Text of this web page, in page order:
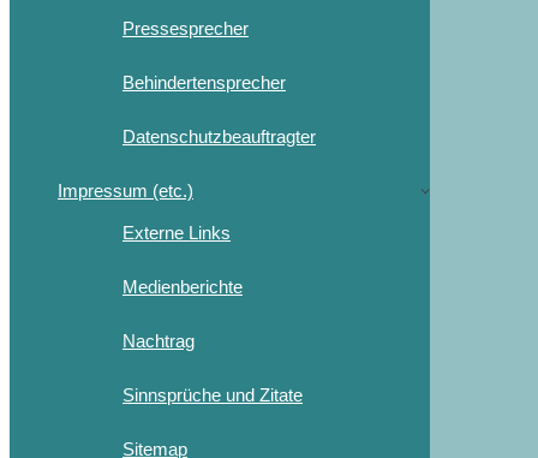
Pressesprecher
Behindertensprecher
Datenschutzbeauftragter
Impressum (etc.)
Externe Links
Medienberichte
Nachtrag
Sinnsprüche und Zitate
Sitemap